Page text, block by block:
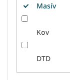
Masív
Kov
DTD